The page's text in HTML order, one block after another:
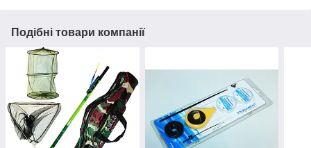
Подібні товари компанії